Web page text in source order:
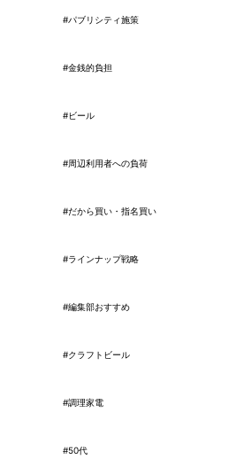
#パブリシティ施策
#金銭的負担
#ビール
#周辺利用者への負荷
#だから買い・指名買い
#ラインナップ戦略
#編集部おすすめ
#クラフトビール
#調理家電
#50代